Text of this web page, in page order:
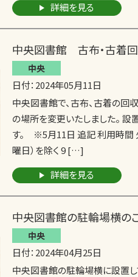
詳細を見る
中央図書館 古布・古着
中央
日付：2024年05月11日
中央図書館で、古布、古着の回
の場所を変更いたしました。
す。 ※5月11日 追記 利用時間
曜日）を除く 9 […]
詳細を見る
中央図書館の駐輪場横の
中央
日付：2024年04月25日
中央図書館の駐輪場横に設置し